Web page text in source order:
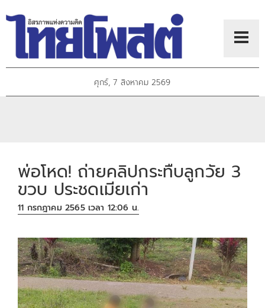
ศุกร์, 7 สิงหาคม 2569
พ่อโหด! ถ่ายคลิปกระทืบลูกวัย 3
ขวบ ประชดเมียเก่า
11 กรกฎาคม 2565 เวลา 12:06 น.